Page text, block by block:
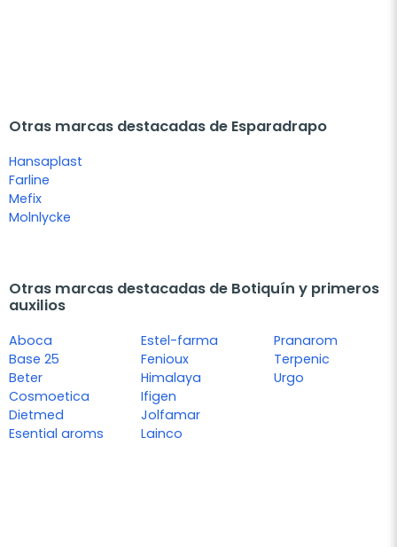
Otras marcas destacadas de Esparadrapo
Hansaplast
Farline
Mefix
Molnlycke
Otras marcas destacadas de Botiquín y primeros
auxilios
Aboca
Base 25
Beter
Cosmoetica
Dietmed
Esential aroms
Estel-farma
Fenioux
Himalaya
Ifigen
Jolfamar
Lainco
Pranarom
Terpenic
Urgo